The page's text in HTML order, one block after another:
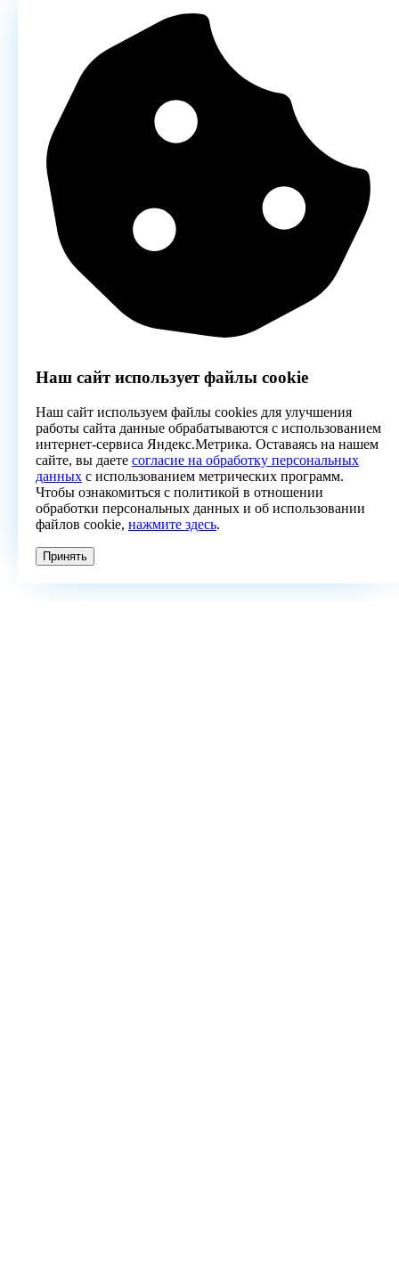
Наш сайт использует файлы cookie
Наш сайт используем файлы cookies для улучшения
работы сайта данные обрабатываются с использованием
интернет-сервиса Яндекс.Метрика. Оставаясь на нашем
сайте, вы даете согласие на обработку персональных
данных с использованием метрических программ.
Чтобы ознакомиться с политикой в отношении
обработки персональных данных и об использовании
файлов cookie, нажмите здесь.
Принять